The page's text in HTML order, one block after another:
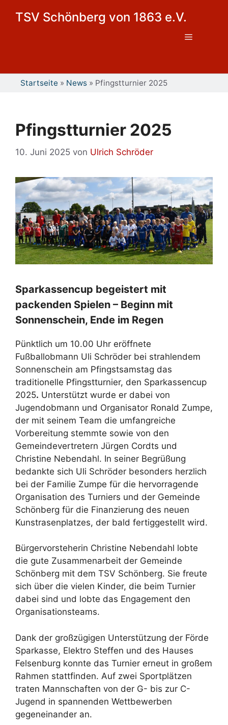
TSV Schönberg von 1863 e.V.
Menü
Startseite » News » Pfingstturnier 2025
Pfingstturnier 2025
10. Juni 2025 von Ulrich Schröder
Sparkassencup begeistert mit
packenden Spielen – Beginn mit
Sonnenschein, Ende im Regen
Pünktlich um 10.00 Uhr eröffnete
Fußballobmann Uli Schröder bei strahlendem
Sonnenschein am Pfingstsamstag das
traditionelle Pfingstturnier, den Sparkassencup
2025. Unterstützt wurde er dabei von
Jugendobmann und Organisator Ronald Zumpe,
der mit seinem Team die umfangreiche
Vorbereitung stemmte sowie von den
Gemeindevertretern Jürgen Cordts und
Christine Nebendahl. In seiner Begrüßung
bedankte sich Uli Schröder besonders herzlich
bei der Familie Zumpe für die hervorragende
Organisation des Turniers und der Gemeinde
Schönberg für die Finanzierung des neuen
Kunstrasenplatzes, der bald fertiggestellt wird.
Bürgervorsteherin Christine Nebendahl lobte
die gute Zusammenarbeit der Gemeinde
Schönberg mit dem TSV Schönberg. Sie freute
sich über die vielen Kinder, die beim Turnier
dabei sind und lobte das Engagement den
Organisationsteams.
Dank der großzügigen Unterstützung der Förde
Sparkasse, Elektro Steffen und des Hauses
Felsenburg konnte das Turnier erneut in großem
Rahmen stattfinden. Auf zwei Sportplätzen
traten Mannschaften von der G- bis zur C-
Jugend in spannenden Wettbewerben
gegeneinander an.